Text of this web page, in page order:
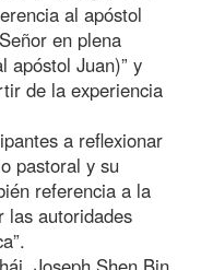
al apóstol
en plena
apóstol Juan)” y
de la experiencia
a reflexionar
pastoral y su
referencia a la
las autoridades